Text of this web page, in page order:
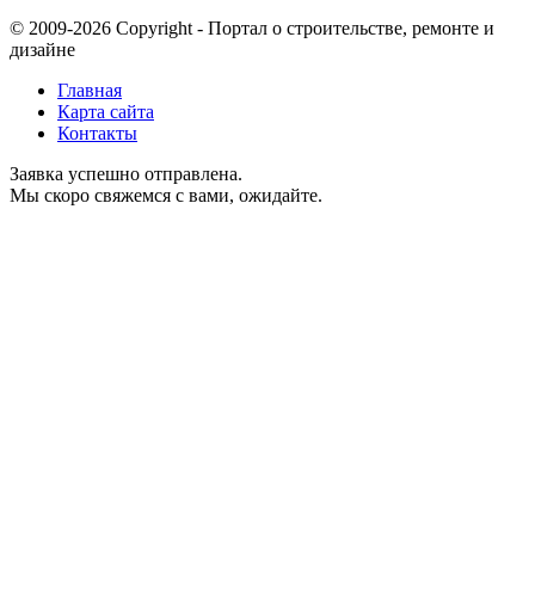
© 2009-2026 Copyright - Портал о строительстве, ремонте и
дизайне
Главная
Карта сайта
Контакты
Заявка успешно отправлена.
Мы скоро свяжемся с вами, ожидайте.